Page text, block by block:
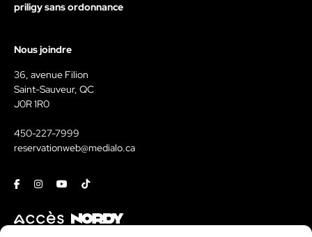
priligy sans ordonnance
Nous joindre
36, avenue Filion
Saint-Sauveur, QC
J0R 1R0
450-227-7999
reservationweb@medialo.ca
FacebookInstagramYoutubeTiktok